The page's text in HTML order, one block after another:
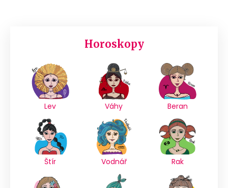
Horoskopy
Lev Váhy Beran
Štír Vodnář Rak